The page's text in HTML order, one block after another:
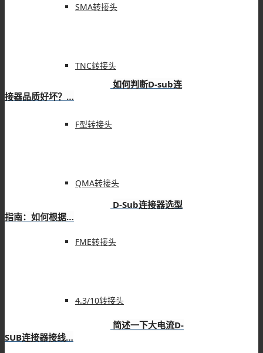
SMA转接头
TNC转接头
F型转接头
QMA转接头
FME转接头
4.3/10转接头
如何判断D-sub连
接器品质好坏？…
D-Sub连接器选型
指南：如何根据…
简述一下大电流D-
SUB连接器接线…